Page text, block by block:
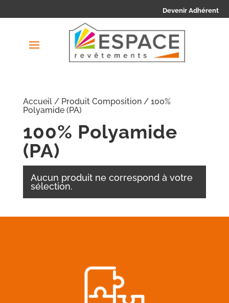
Devenir Adhérent
Accueil/ Produit Composition / 100%
Polyamide (PA)
100% Polyamide
(PA)
Aucun produit ne correspond à votre
sélection.